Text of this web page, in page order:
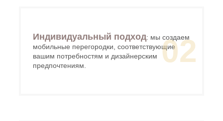
02
Индивидуальный подход: мы создаем
мобильные перегородки, соответствующие
вашим потребностям и дизайнерским
предпочтениям.